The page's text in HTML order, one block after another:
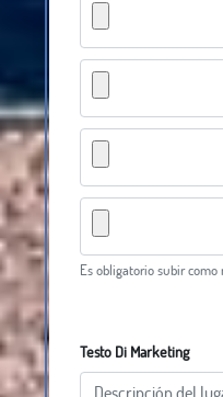
Es obligatorio subir
Testo Di Marketing